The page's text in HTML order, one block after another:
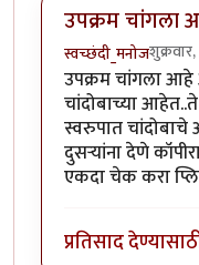
उपक्रम चांगला
स्वच्छंदी_मनोज
उपक्रम चांगला
चांदोबाच्या
स्वरुपात
दुसर्‍यांना देणे
एकदा चेक करा
प्रतिसाद